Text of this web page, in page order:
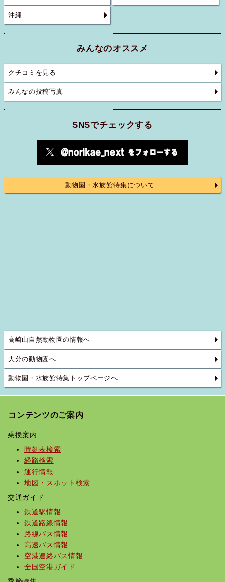
沖縄
みんなのオススメ
クチコミを見る
みんなの投稿写真
SNSでチェックする
動物園・水族館特集について
高崎山自然動物園の情報へ
大分の動物園へ
動物園・水族館特集トップページへ
コンテンツのご案内
乗換案内
時刻表検索
経路検索
運行情報
地図・スポット検索
交通ガイド
鉄道駅情報
鉄道路線情報
路線バス情報
高速バス情報
空港連絡バス情報
全国空港ガイド